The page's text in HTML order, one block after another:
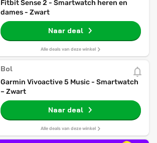
Fitbit Sense 2 - Smartwatch heren en
dames - Zwart
Naar deal
Alle deals van deze winkel
Bol
Garmin Vivoactive 5 Music - Smartwatch
– Zwart
Naar deal
Alle deals van deze winkel